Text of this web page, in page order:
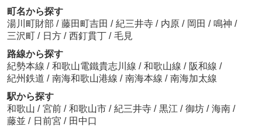
町名から探す
湯川町財部 / 藤田町吉田 / 紀三井寺 / 内原 / 岡田 / 鳴神 /
三沢町 / 日方 / 西釘貫丁 / 毛見
路線から探す
紀勢本線 / 和歌山電鐵貴志川線 / 和歌山線 / 阪和線 /
紀州鉄道 / 南海和歌山港線 / 南海本線 / 南海加太線
駅から探す
和歌山 / 宮前 / 和歌山市 / 紀三井寺 / 黒江 / 御坊 / 海南 /
藤並 / 日前宮 / 田中口